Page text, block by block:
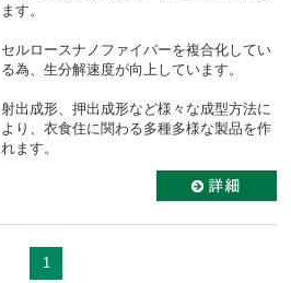
ます。
セルロースナノファイバーを複合化してい
る為、生分解速度が向上しています。
射出成形、押出成形など様々な成型方法に
より、衣食住に関わる多種多様な製品を作
れます。
1